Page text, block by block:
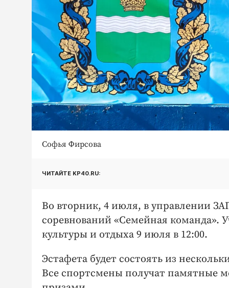
Софья Фирсова
ЧИТАЙТЕ KP40.RU:
Во вторник, 4 июля, в управлении
соревнований «Семейная команда».
культуры и отдыха 9 июля в 12:00.
Эстафета будет состоять из
Все спортсмены получат памятные